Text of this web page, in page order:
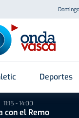
Deportes
11:15 - 14:00
con el Remo